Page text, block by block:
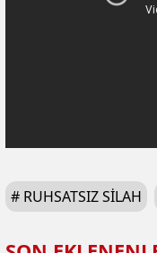
# RUHSATSIZ SILAH